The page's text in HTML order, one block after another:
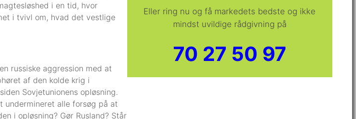
i en tid, hvor
i tvivl om, hvad det vestlige
russiske aggression med at
af den kolde krig i
Sovjetunionens opløsning.
undermineret alle forsøg på at
i opløsning? Gør Rusland? Står
Eller ring nu og få markedets bedste og ikke
mindst uvildige rådgivning på
70 27 50 97